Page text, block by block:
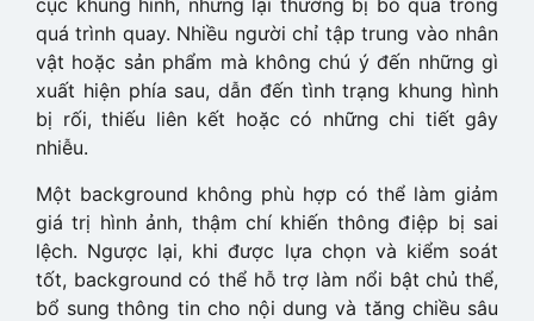
cục khung hình, nhưng lại thường bị bỏ qua trong
quá trình quay. Nhiều người chỉ tập trung vào nhân
vật hoặc sản phẩm mà không chú ý đến những gì
xuất hiện phía sau, dẫn đến tình trạng khung hình
bị rối, thiếu liên kết hoặc có những chi tiết gây
nhiễu.
Một background không phù hợp có thể làm giảm
giá trị hình ảnh, thậm chí khiến thông điệp bị sai
lệch. Ngược lại, khi được lựa chọn và kiểm soát
tốt, background có thể hỗ trợ làm nổi bật chủ thể,
bổ sung thông tin cho nội dung và tăng chiều sâu